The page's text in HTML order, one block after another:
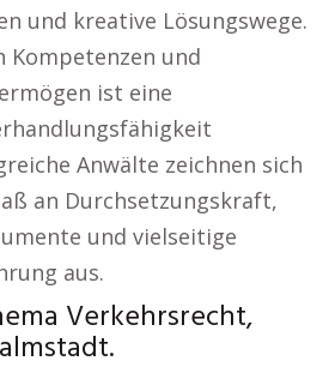
und kreative Lösungswege.
Kompetenzen und
ist eine
Anwälte zeichnen sich
an Durchsetzungskraft,
und vielseitige
aus.
Verkehrsrecht,